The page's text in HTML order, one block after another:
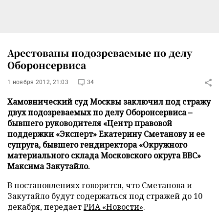
Арестованы подозреваемые по делу
Оборонсервиса
1 ноября 2012, 21:03 34
Хамовнический суд Москвы заключил под стражу
двух подозреваемых по делу Оборонсервиса –
бывшего руководителя «Центр правовой
поддержки «Эксперт» Екатерину Сметанову и ее
супруга, бывшего гендиректора «Окружного
материального склада Московского округа ВВС»
Максима Закутайло.
В постановлениях говорится, что Сметанова и
Закутайло будут содержаться под стражей до 10
декабря, передаетРИА «Новости».